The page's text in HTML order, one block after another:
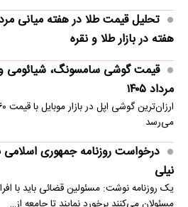
هفته در بازار طلا و نقره
مرداد ۱۴۰۵
می‌رسد
درخواست روزنامه جمهوری اسلامی
نیلی
یک روزنامه نوشت: مسئولین قضائی باید با